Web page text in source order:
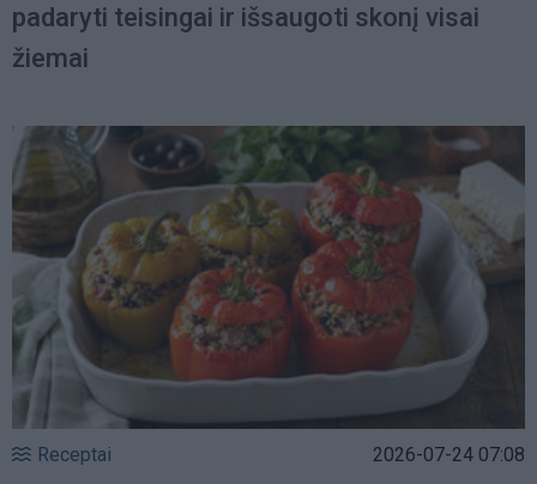
padaryti teisingai ir išsaugoti skonį visai
žiemai
Receptai 2026-07-24 07:08